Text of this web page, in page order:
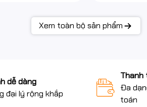
Xem toàn bộ sản phẩm
dễ dàng
đại lý rộng khắp
Thanh
Đa
toán